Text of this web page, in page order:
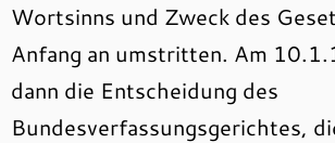
Wortsinns und Zweck des
Anfang an umstritten. Am
dann die Entscheidung des
Bundesverfassungsgerichtes,